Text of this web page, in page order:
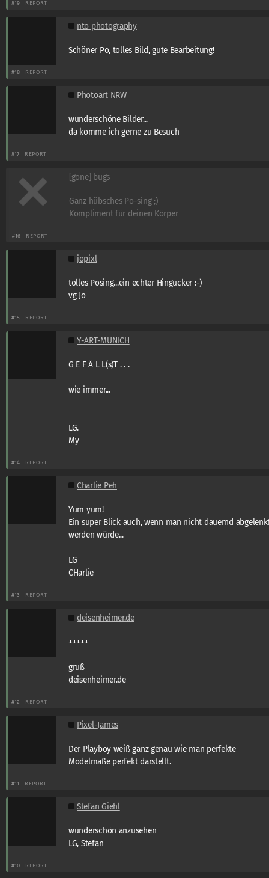
#19 REPORT
nto photography
Schöner Po, tolles Bild, gute Bearbeitung!
#18 REPORT
Photoart NRW
wunderschöne Bilder...
da komme ich gerne zu Besuch
#17 REPORT
[gone] bugs
Ganz hübsches Po-sing ;)
Kompliment für deinen Körper
#16 REPORT
jopixl
tolles Posing...ein echter Hingucker :-)
vg Jo
#15 REPORT
Y-ART-MUNICH
G E F Ä L L(s)T . . .
wie immer...
LG.
My
#14 REPORT
Charlie Peh
Yum yum!
Ein super Blick auch, wenn man nicht dauernd
werden würde...
LG
CHarlie
#13 REPORT
deisenheimer.de
+++++
gruß
deisenheimer.de
#12 REPORT
Pixel-James
Der Playboy weiß ganz genau wie man perfekte
Modelmaße perfekt darstellt.
#11 REPORT
Stefan Giehl
wunderschön anzusehen
LG, Stefan
#10 REPORT